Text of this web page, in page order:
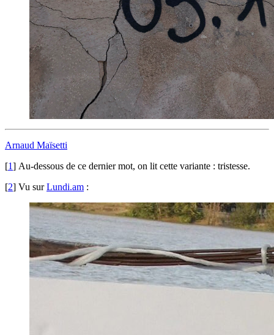
Arnaud Maïsetti
[1] Au-dessous de ce dernier mot, on lit cette variante : tristesse.
[2] Vu surLundi.am :